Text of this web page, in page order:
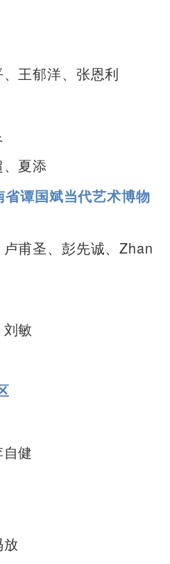
王郁洋、张恩利
夏添
谭国斌当代艺术博物
甫圣、彭先诚、Zhan
敏
健